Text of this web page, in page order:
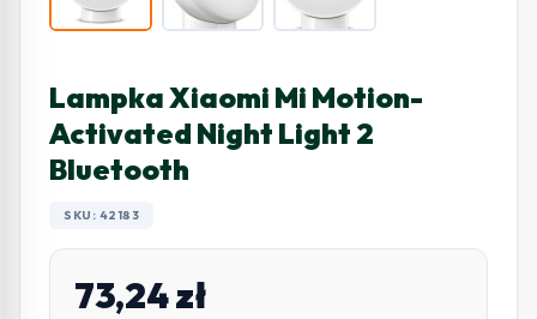
Lampka Xiaomi Mi Motion-
Activated Night Light 2
Bluetooth
SKU: 42183
73,24zł